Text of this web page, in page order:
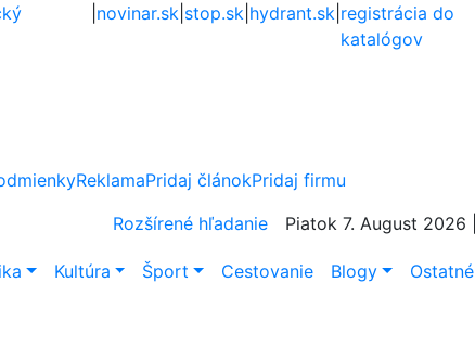
novinar.sk stop.sk hydrant.sk registrácia do
katalógov
ReklamaPridaj článokPridaj firmu
Rozšírené hľadanie
Piatok 7. August 2026 |
Kultúra Šport Cestovanie Blogy Ostatné